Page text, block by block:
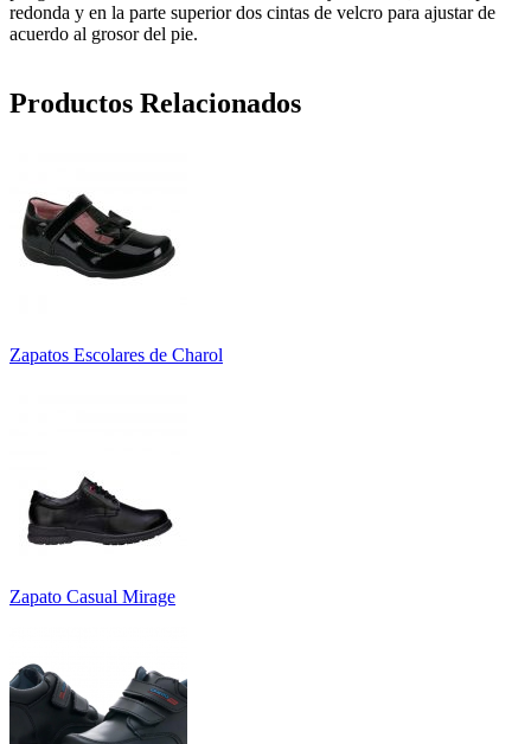
redonda y en la parte superior dos cintas de velcro para ajustar de
acuerdo al grosor del pie.
Productos Relacionados
Zapatos Escolares de Charol
Zapato Casual Mirage